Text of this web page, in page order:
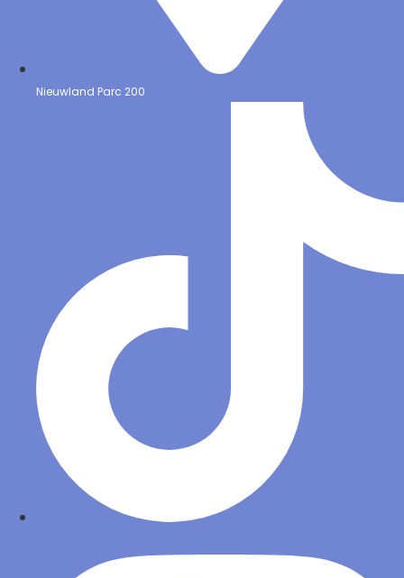
Nieuwland Parc 200